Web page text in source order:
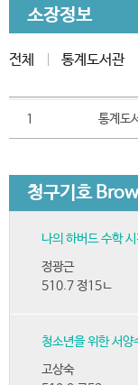
소장정보
전체 통계도서관
1 통계도
청구기호
나의 하버드 수학
정광근
510.7 정15ㄴ
청소년을 위한 서양
고상숙